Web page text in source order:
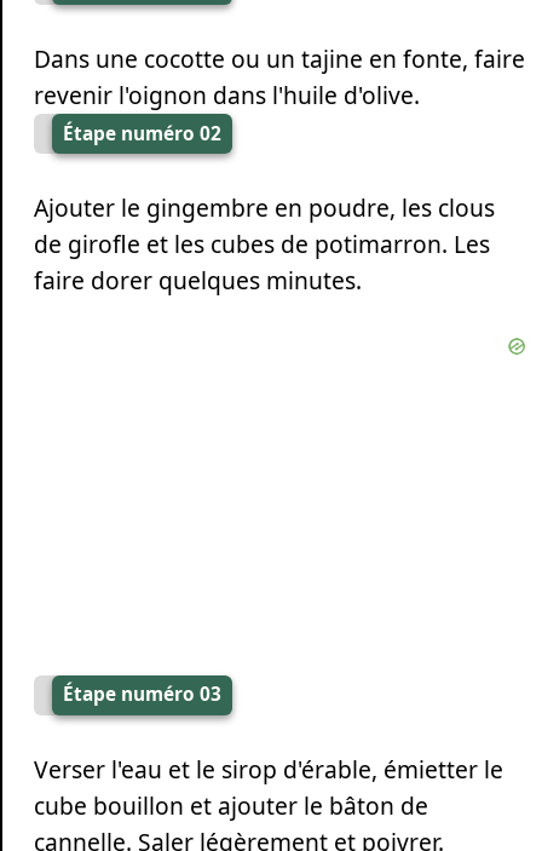
Dans une cocotte ou un tajine en fonte, faire
revenir l'oignon dans l'huile d'olive.
Étape numéro 02
Ajouter le gingembre en poudre, les clous
de girofle et les cubes de potimarron. Les
faire dorer quelques minutes.
Étape numéro 03
Verser l'eau et le sirop d'érable, émietter le
cube bouillon et ajouter le bâton de
cannelle. Saler légèrement et poivrer.